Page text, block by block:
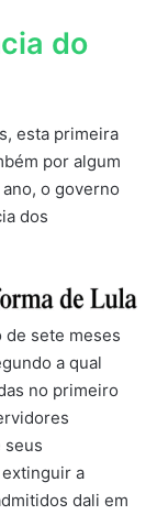
do
esta primeira
por algum
o governo
dos
de sete meses
a qual
no primeiro
seus
a
dali em